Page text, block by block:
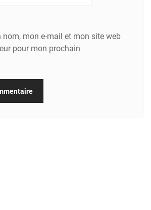
nom, mon e-mail et mon site web
pour mon prochain